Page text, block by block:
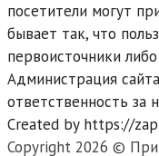
посетители могут
бывает так, что
первоисточники
Администрация
ответственность за
Created by https://
Copyright 2026 © При